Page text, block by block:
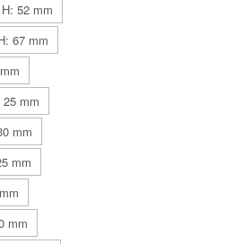
52 mm
67 mm
mm
mm
mm
mm